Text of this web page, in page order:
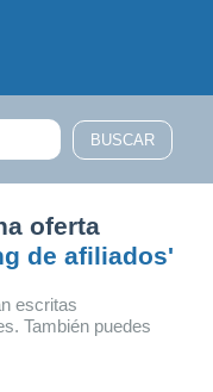
oferta
de afiliados'
escritas
También puedes